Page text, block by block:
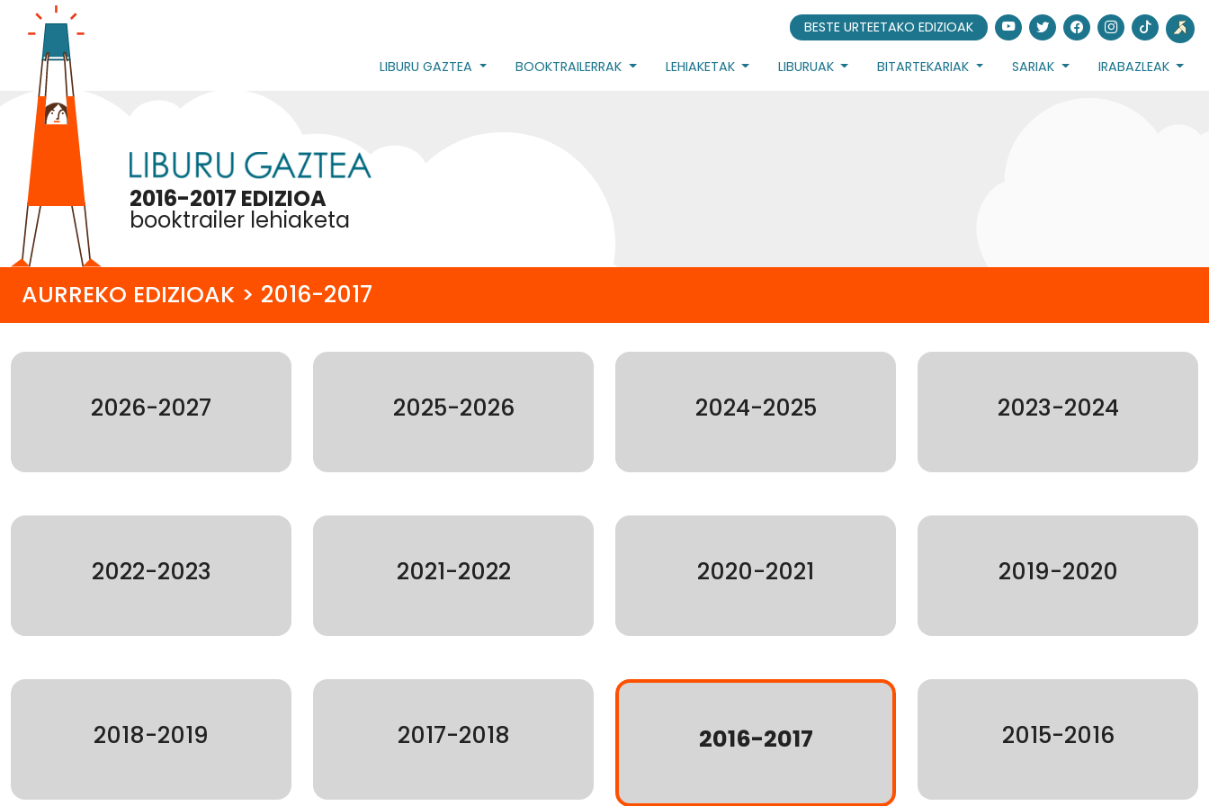
BESTE URTEETAKO EDIZIOAK
LIBURU GAZTEA BOOKTRAILERRAK LEHIAKETAK LIBURUAK BITARTEKARIAK SARIAK IRABAZLEAK
2016-2017 EDIZIOA
booktrailer lehiaketa
AURREKO EDIZIOAK > 2016-2017
2026-2027 2025-2026 2024-2025 2023-2024
2022-2023 2021-2022 2020-2021 2019-2020
2018-2019 2017-2018 2016-2017 2015-2016